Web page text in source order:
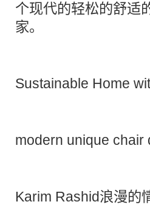
个现代的轻松的舒适
家。
Sustainable Home
modern unique chair
Karim Rashid浪漫的